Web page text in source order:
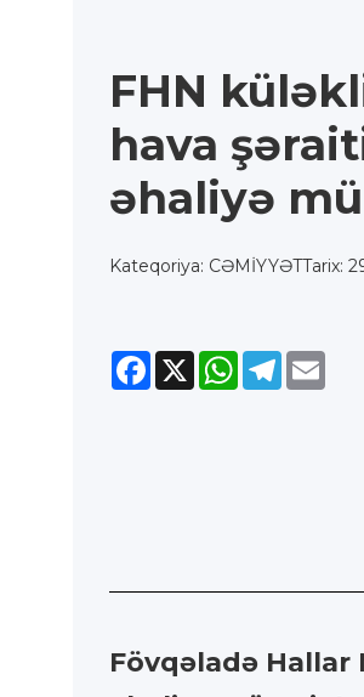
FHN
hava
əhaliyə
Kateqoriya: CƏMİYYƏTTarix:
Facebook
X WhatsApp
Telegram
Fövqəladə